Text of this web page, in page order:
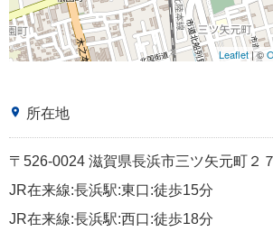
Leaflet| ©
place 所在地
〒526-0024 滋賀県長浜市三ツ矢元町２
JR在来線:長浜駅:東口:徒歩15分
JR在来線:長浜駅:西口:徒歩18分